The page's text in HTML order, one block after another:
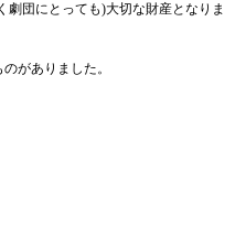
団にとっても)大切な財産となりま
がありました。